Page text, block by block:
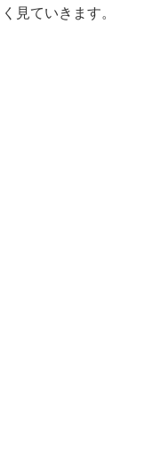
見ていきます。